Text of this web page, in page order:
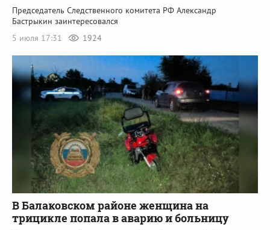
Председатель Следственного комитета РФ Александр
Бастрыкин заинтересовался
5 июля 17:31
1924
В Балаковском районе женщина на
трицикле попала в аварию и больницу